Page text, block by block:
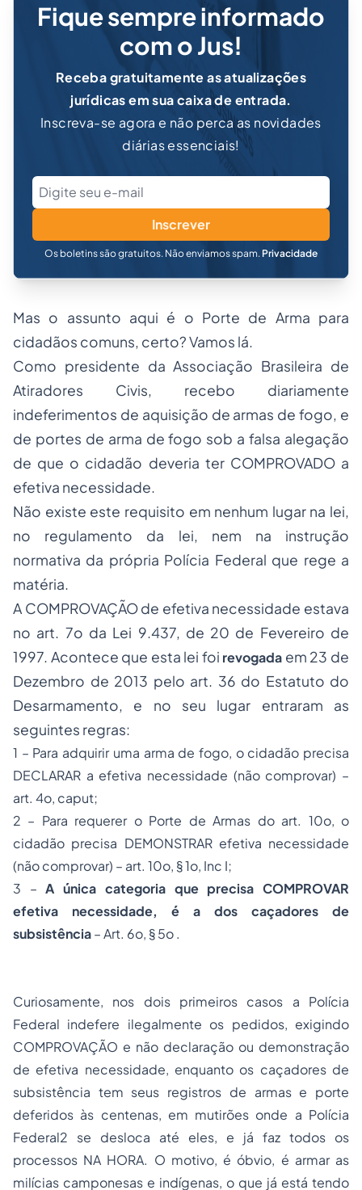
Fique sempre informado
com o Jus!
Receba gratuitamente as atualizações
jurídicas em sua caixa de entrada.
Inscreva-se agora e não perca as novidades
diárias essenciais!
Inscrever
Os boletins são gratuitos. Não enviamos spam. Privacidade
Mas o assunto aqui é o Porte de Arma para
cidadãos comuns, certo? Vamos lá.
Como presidente da Associação Brasileira de
Atiradores Civis, recebo diariamente
indeferimentos de aquisição de armas de fogo, e
de portes de arma de fogo sob a falsa alegação
de que o cidadão deveria ter COMPROVADO a
efetiva necessidade.
Não existe este requisito em nenhum lugar na lei,
no regulamento da lei, nem na instrução
normativa da própria Polícia Federal que rege a
matéria.
A COMPROVAÇÃO de efetiva necessidade estava
no art. 7o da Lei 9.437, de 20 de Fevereiro de
1997. Acontece que esta lei foi revogada em 23 de
Dezembro de 2013 pelo art. 36 do Estatuto do
Desarmamento, e no seu lugar entraram as
seguintes regras:
1 – Para adquirir uma arma de fogo, o cidadão precisa
DECLARAR a efetiva necessidade (não comprovar) –
art. 4o, caput;
2 – Para requerer o Porte de Armas do art. 10o, o
cidadão precisa DEMONSTRAR efetiva necessidade
(não comprovar) – art. 10o, § 1o, Inc I;
3 –A única categoria que precisa COMPROVAR
efetiva necessidade, é a dos caçadores de
subsistência– Art. 6o, § 5o .
Curiosamente, nos dois primeiros casos a Polícia
Federal indefere ilegalmente os pedidos, exigindo
COMPROVAÇÃO e não declaração ou demonstração
de efetiva necessidade, enquanto os caçadores de
subsistência tem seus registros de armas e porte
deferidos às centenas, em mutirões onde a Polícia
Federal2 se desloca até eles, e já faz todos os
processos NA HORA. O motivo, é óbvio, é armar as
milícias camponesas e indígenas, o que já está tendo